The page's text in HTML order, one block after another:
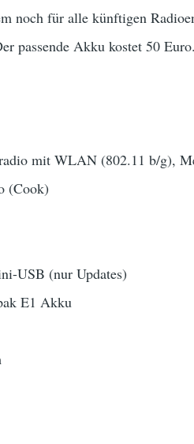
noch für alle künftigen
passende Akku kostet 50 Euro.
mit WLAN (802.11 b/g),
(Cook)
USB (nur Updates)
E1 Akku